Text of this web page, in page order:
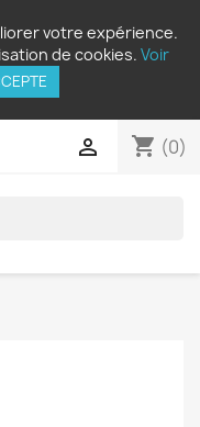
votre expérience.
de cookies. Voir
shopping_cart (0)
